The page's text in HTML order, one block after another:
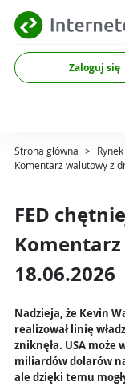
Zaloguj się
Strona główna >
Komentarz walutowy z
FED
18.06.2026
Nadzieja, że Kevin
realizował linię
zniknęła. USA może
miliardów dolarów
ale dzięki temu